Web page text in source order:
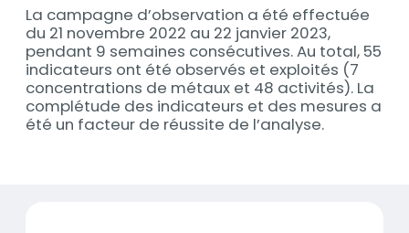
La campagne d’observation a été effectuée
du 21 novembre 2022 au 22 janvier 2023,
pendant 9 semaines consécutives. Au total, 55
indicateurs ont été observés et exploités (7
concentrations de métaux et 48 activités). La
complétude des indicateurs et des mesures a
été un facteur de réussite de l’analyse.